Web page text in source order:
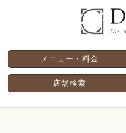
メニュー・料金
店舗検索